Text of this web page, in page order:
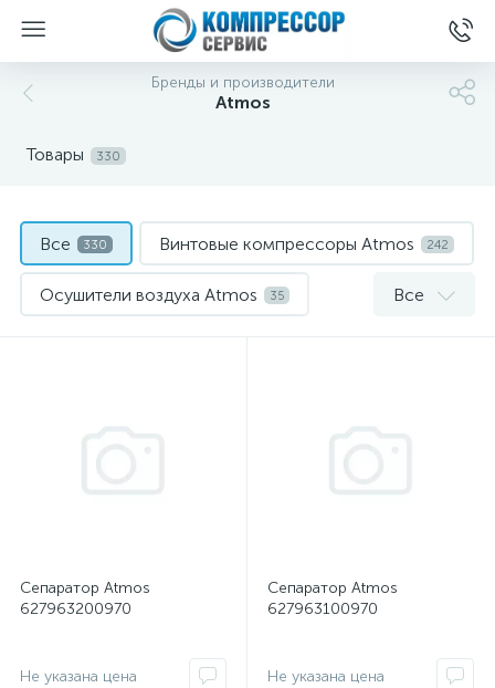
Бренды и производители
Atmos
Товары 330
Все 330 Винтовые компрессоры Atmos 242
Осушители воздуха Atmos 35 Все
Сепаратор Atmos
627963200970
Не указана цена
Сепаратор Atmos
627963100970
Не указана цена